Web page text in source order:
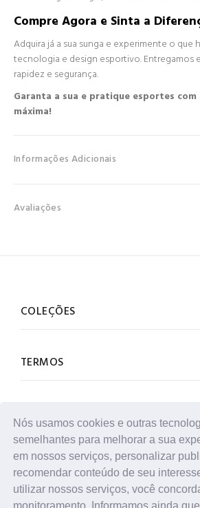
Nós usamos cookies e outras
semelhantes para melhorar a sua
em nossos serviços, personalizar
recomendar conteúdo de seu
utilizar nossos serviços, você
Compre Agora e Sinta a
Adquira já a sua sunga e experimente o que
tecnologia e design esportivo. Entregamos
rapidez e segurança.
Garanta a sua e pratique esportes
máxima!
Informações Adicionais
Avaliações
COLEÇÕES
TERMOS
SOBRE NÓS
ENTRE EM CONTATO